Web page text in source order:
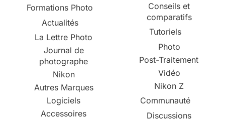
Formations Photo
Actualités
La Lettre Photo
Journal de
photographe
Nikon
Autres Marques
Logiciels
Accessoires
Conseils et
comparatifs
Tutoriels
Photo
Post-Traitement
Vidéo
Nikon Z
Communauté
Discussions